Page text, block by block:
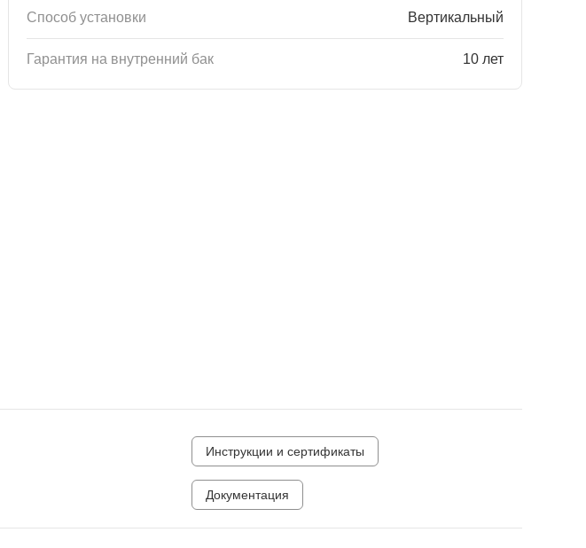
Способ установки Вертикальный
Гарантия на внутренний бак 10 лет
Инструкции и сертификаты
Документация